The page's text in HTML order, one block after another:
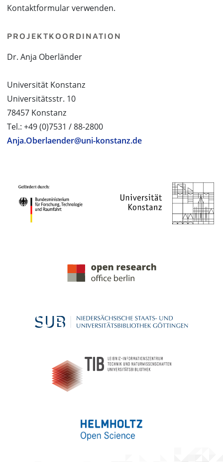
Kontaktformular verwenden.
PROJEKTKOORDINATION
Dr. Anja Oberländer
Universität Konstanz
Universitätsstr. 10
78457 Konstanz
Tel.: +49 (0)7531 / 88-2800
Anja.Oberlaender@uni-konstanz.de